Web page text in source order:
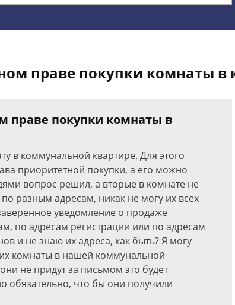
праве покупки комнаты
праве покупки комнаты в
в коммунальной квартире. Для этого
приоритетной покупки, а его можно
вопрос решил, а вторые в комнате не
разным адресам, никак не могу их всех
уведомление о продаже
по адресам регистрации или по адресам
и не знаю их адреса, как быть? Я могу
комнаты в нашей коммунальной
не придут за письмом это будет
обязательно, что бы они получили